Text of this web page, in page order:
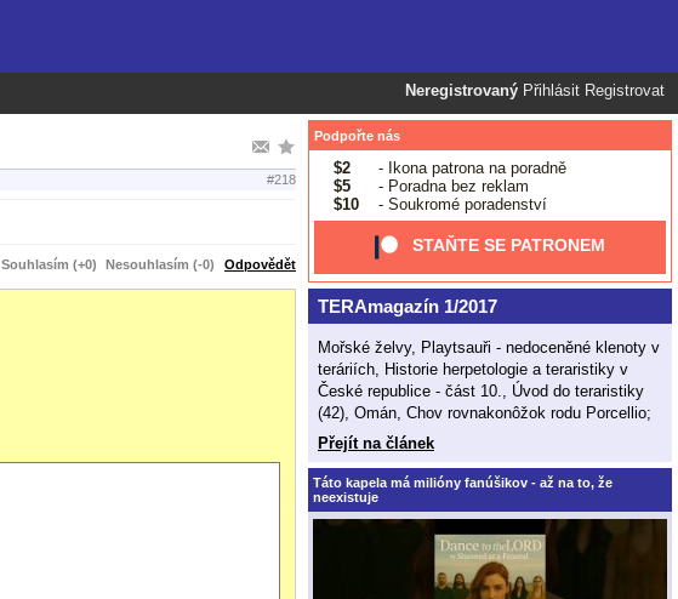
Neregistrovaný Přihlásit Registrovat
#218
Souhlasím (+0) Nesouhlasím (-0) Odpovědět
Podpořte nás
$2
- Ikona patrona na poradně
$5
- Poradna bez reklam
$10
- Soukromé poradenství
STAŇTE SE PATRONEM
TERAmagazín 1/2017
Mořské želvy, Playtsauři - nedoceněné klenoty v
teráriích, Historie herpetologie a teraristiky v
České republice - část 10., Úvod do teraristiky
(42), Omán, Chov rovnakonôžok rodu Porcellio;
Přejít na článek
Táto kapela má milióny fanúšikov - až na to, že
neexistuje